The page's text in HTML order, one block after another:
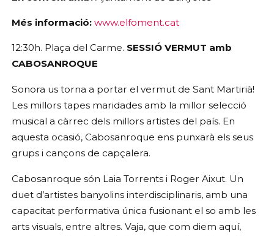
Més informació: www.elfoment.cat
12:30h. Plaça del Carme. SESSIÓ VERMUT amb
CABOSANROQUE
Sonora us torna a portar el vermut de Sant Martirià!
Les millors tapes maridades amb la millor selecció
musical a càrrec dels millors artistes del país. En
aquesta ocasió, Cabosanroque ens punxarà els seus
grups i cançons de capçalera.
Cabosanroque són Laia Torrents i Roger Aixut. Un
duet d’artistes banyolins interdisciplinaris, amb una
capacitat performativa única fusionant el so amb les
arts visuals, entre altres. Vaja, que com diem aquí,